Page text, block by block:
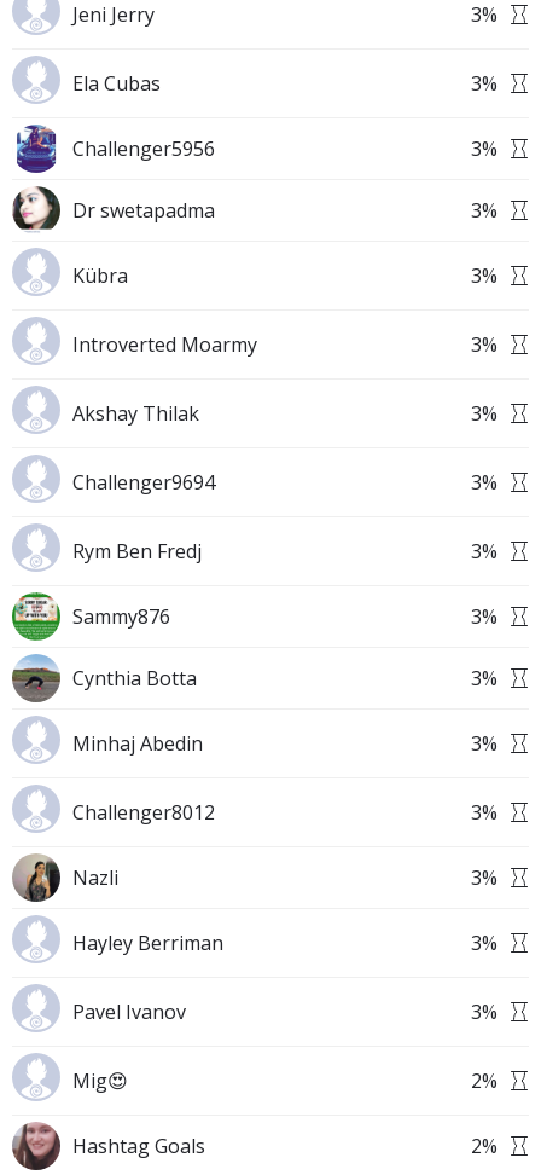
Jeni Jerry 3%
Ela Cubas 3%
Challenger5956 3%
Dr swetapadma 3%
Kübra 3%
Introverted Moarmy 3%
Akshay Thilak 3%
Challenger9694 3%
Rym Ben Fredj 3%
Sammy876 3%
Cynthia Botta 3%
Minhaj Abedin 3%
Challenger8012 3%
Nazli 3%
Hayley Berriman 3%
Pavel Ivanov 3%
Mig😍 2%
Hashtag Goals 2%